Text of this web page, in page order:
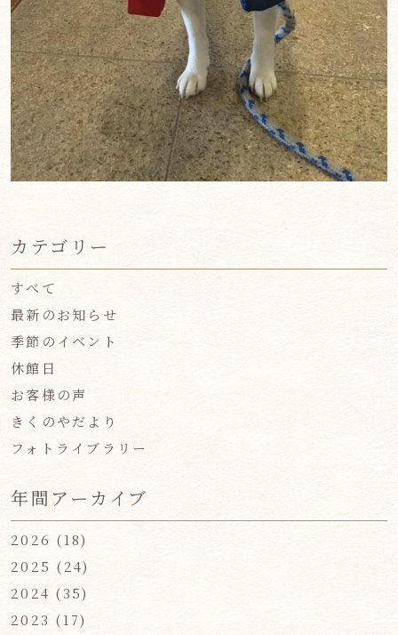
カテゴリー
すべて
最新のお知らせ
季節のイベント
休館日
お客様の声
きくのやだより
フォトライブラリー
年間アーカイブ
2026 (18)
2025 (24)
2024 (35)
2023 (17)